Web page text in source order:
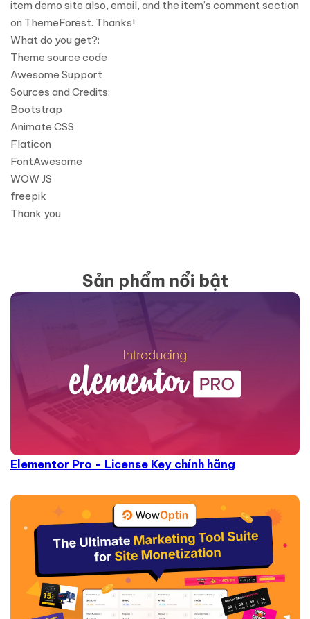
item demo site also, email, and the item’s comment section
on ThemeForest. Thanks!
What do you get?:
Theme source code
Awesome Support
Sources and Credits:
Bootstrap
Animate CSS
Flaticon
FontAwesome
WOW JS
freepik
Thank you
Sản phẩm nổi bật
Elementor Pro - License Key chính hãng